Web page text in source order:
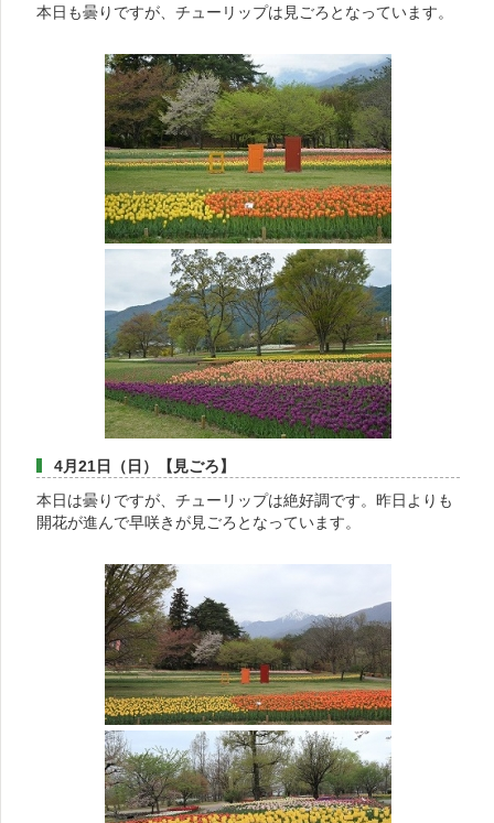
本日も曇りですが、チューリップは見ごろとなっています。
4月21日（日）【見ごろ】
本日は曇りですが、チューリップは絶好調です。昨日よりも
開花が進んで早咲きが見ごろとなっています。